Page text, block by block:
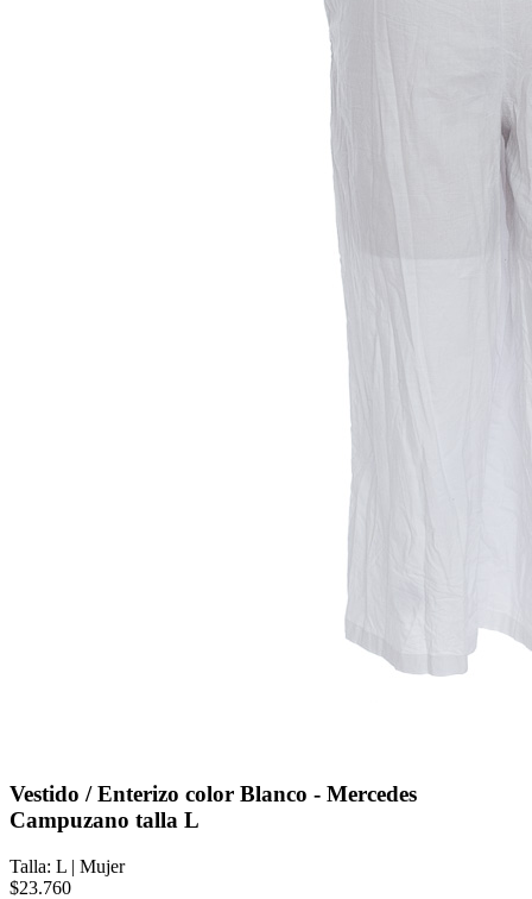
Vestido / Enterizo color Blanco - Mercedes
Campuzano talla L
Talla: L | Mujer
$23.760